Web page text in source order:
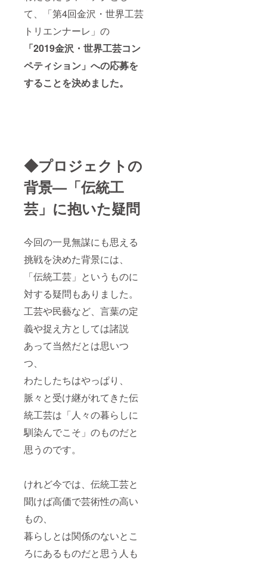
て、「第4回金沢・世界工芸
トリエンナーレ」の
「2019金沢・世界工芸コン
ペティション」への応募を
することを決めました。
◆プロジェクトの
背景—「伝統工
芸」に抱いた疑問
今回の一見無謀にも思える
挑戦を決めた背景には、
「伝統工芸」というものに
対する疑問もありました。
工芸や民藝など、言葉の定
義や捉え方としては諸説
あって当然だとは思いつ
つ、
わたしたちはやっぱり、
脈々と受け継がれてきた伝
統工芸は「人々の暮らしに
馴染んでこそ」のものだと
思うのです。
けれど今では、伝統工芸と
聞けば高価で芸術性の高い
もの、
暮らしとは関係のないとこ
ろにあるものだと思う人も